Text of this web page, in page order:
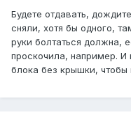
Будете отдавать,
сняли, хотя бы одного,
руки болтаться должна,
проскочила, например. И
блока без крышки,